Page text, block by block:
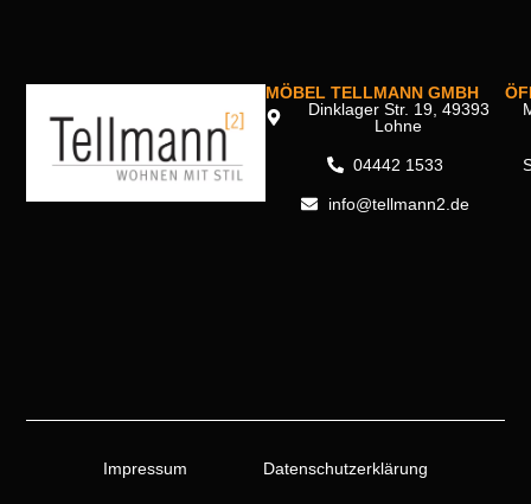
MÖBEL TELLMANN GMBH
Dinklager Str. 19, 49393
Lohne
04442 1533
info@tellmann2.de
Impressum Datenschutzerklärung